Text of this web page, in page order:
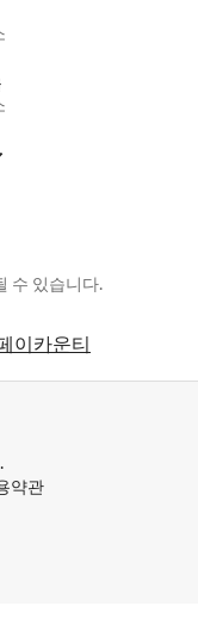
수 있습니다.
이카운티
약관